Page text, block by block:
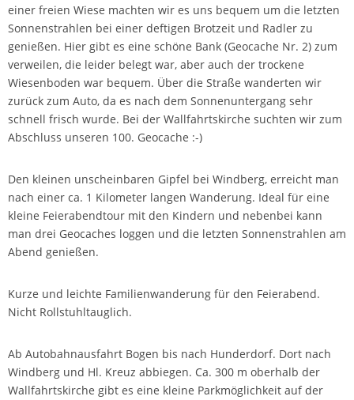
einer freien Wiese machten wir es uns bequem um die letzten
Sonnenstrahlen bei einer deftigen Brotzeit und Radler zu
genießen. Hier gibt es eine schöne Bank (Geocache Nr. 2) zum
verweilen, die leider belegt war, aber auch der trockene
Wiesenboden war bequem. Über die Straße wanderten wir
zurück zum Auto, da es nach dem Sonnenuntergang sehr
schnell frisch wurde. Bei der Wallfahrtskirche suchten wir zum
Abschluss unseren 100. Geocache :-)
Den kleinen unscheinbaren Gipfel bei Windberg, erreicht man
nach einer ca. 1 Kilometer langen Wanderung. Ideal für eine
kleine Feierabendtour mit den Kindern und nebenbei kann
man drei Geocaches loggen und die letzten Sonnenstrahlen am
Abend genießen.
Kurze und leichte Familienwanderung für den Feierabend.
Nicht Rollstuhltauglich.
Ab Autobahnausfahrt Bogen bis nach Hunderdorf. Dort nach
Windberg und Hl. Kreuz abbiegen. Ca. 300 m oberhalb der
Wallfahrtskirche gibt es eine kleine Parkmöglichkeit auf der